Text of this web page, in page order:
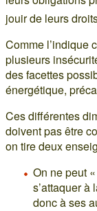
jouir de leurs
Comme l’indique
plusieurs
des facettes
énergétique,
Ces différentes
doivent pas être
on tire deux
On ne peut
s’attaquer à
donc à ses